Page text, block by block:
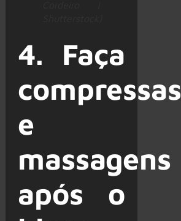
4. Faça
compressas
e
massagens
após o